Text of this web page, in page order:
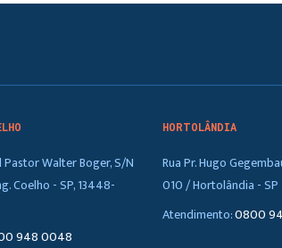
Walter Boger, S/N
Coelho - SP, 13448-
948 0048
HORTOLÂNDIA
Rua Pr. Hugo
010 / Hortolândia - SP
Atendimento:0800